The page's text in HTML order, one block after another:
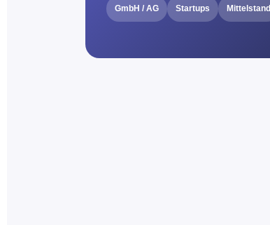
GmbH / AG Startups Mittelstand